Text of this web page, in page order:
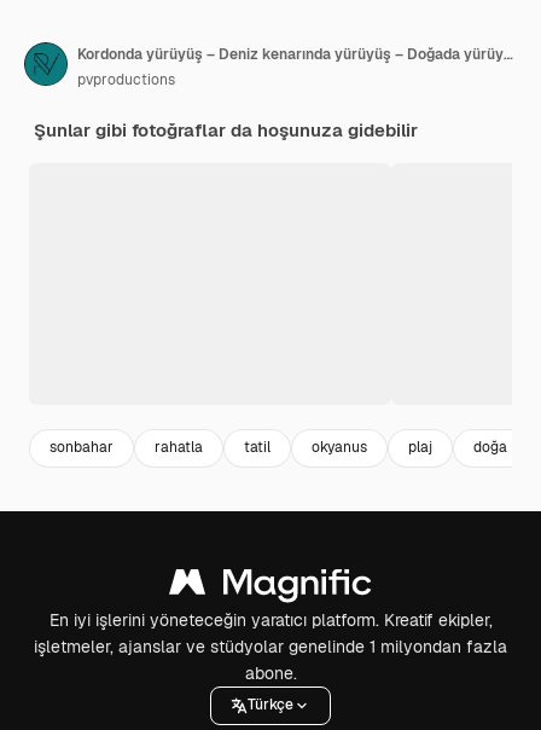
Kordonda yürüyüş – Deniz kenarında yürüyüş – Doğada yürüyüş – Gün batımı
pvproductions
Şunlar gibi fotoğraflar da hoşunuza gidebilir
sonbahar rahatla tatil okyanus plaj doğa
En iyi işlerini yöneteceğin yaratıcı platform. Kreatif ekipler,
işletmeler, ajanslar ve stüdyolar genelinde 1 milyondan fazla
abone.
Türkçe